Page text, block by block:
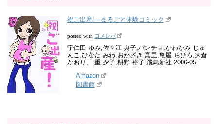
祝ご出産!―まるごと体験コミック
posted with ヨメレバ
宇仁田 ゆみ,佐々江 典子,パンチョ,かわかみ じゅ
んこ,ひなた みわ,おかざき 真里,亀屋 ちひろ,大倉
かおり,一重 夕子,耕野 裕子 飛鳥新社 2006-05
Amazon
図書館